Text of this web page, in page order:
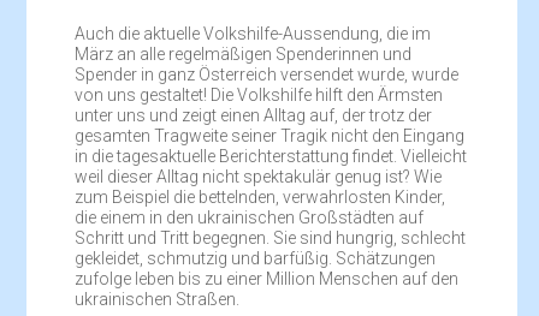
Auch die aktuelle Volkshilfe-Aussendung, die im
März an alle regelmäßigen Spenderinnen und
Spender in ganz Österreich versendet wurde, wurde
von uns gestaltet! Die Volkshilfe hilft den Ärmsten
unter uns und zeigt einen Alltag auf, der trotz der
gesamten Tragweite seiner Tragik nicht den Eingang
in die tagesaktuelle Berichterstattung findet. Vielleicht
weil dieser Alltag nicht spektakulär genug ist? Wie
zum Beispiel die bettelnden, verwahrlosten Kinder,
die einem in den ukrainischen Großstädten auf
Schritt und Tritt begegnen. Sie sind hungrig, schlecht
gekleidet, schmutzig und barfüßig. Schätzungen
zufolge leben bis zu einer Million Menschen auf den
ukrainischen Straßen.